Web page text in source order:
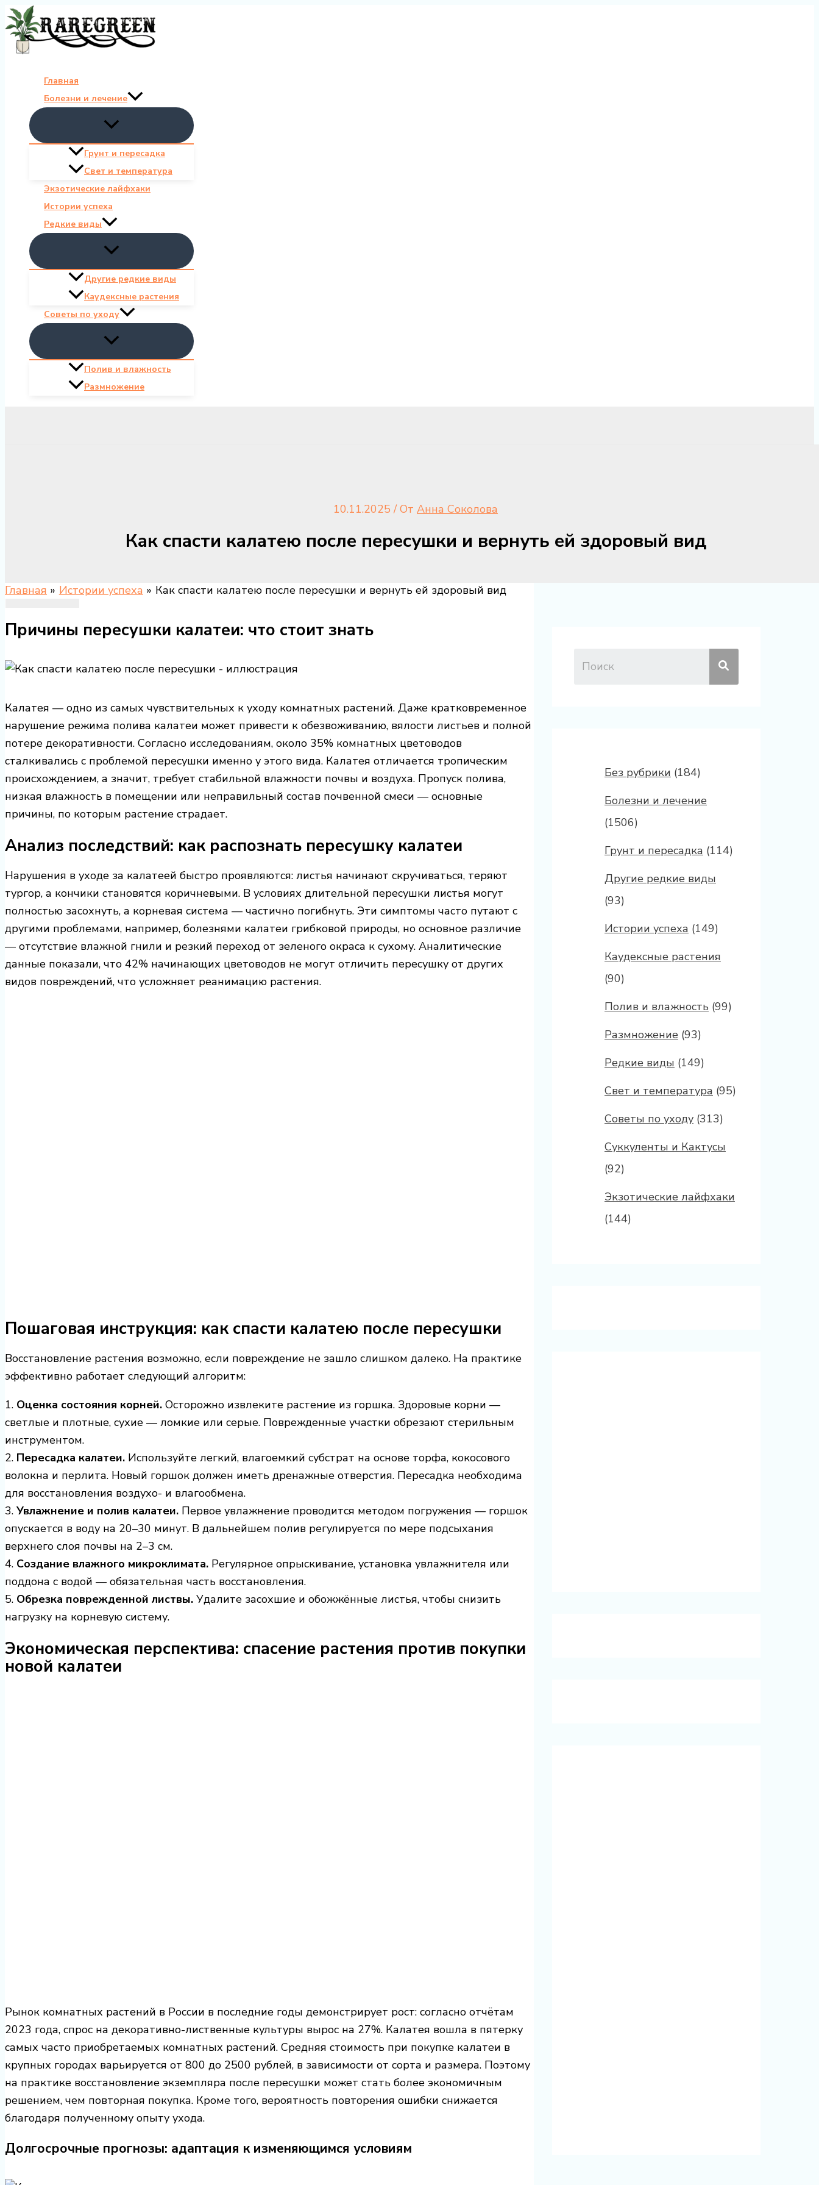
Перейти
к
содержимому
Главная
Болезни и лечение
Грунт и пересадка
Свет и температура
Экзотические лайфхаки
Истории успеха
Редкие виды
Другие редкие виды
Каудексные растения
Советы по уходу
Полив и влажность
Размножение
10.11.2025/ От Анна Соколова
Как спасти калатею после пересушки и вернуть ей здоровый вид
Главная Истории успеха Как спасти калатею после пересушки и вернуть ей здоровый вид
Причины пересушки калатеи: что стоит знать
Калатея — одно из самых чувствительных к уходу комнатных растений. Даже кратковременное
нарушение режима полива калатеи может привести к обезвоживанию, вялости листьев и полной
потере декоративности. Согласно исследованиям, около 35% комнатных цветоводов
сталкивались с проблемой пересушки именно у этого вида. Калатея отличается тропическим
происхождением, а значит, требует стабильной влажности почвы и воздуха. Пропуск полива,
низкая влажность в помещении или неправильный состав почвенной смеси — основные
причины, по которым растение страдает.
Анализ последствий: как распознать пересушку калатеи
Нарушения в уходе за калатеей быстро проявляются: листья начинают скручиваться, теряют
тургор, а кончики становятся коричневыми. В условиях длительной пересушки листья могут
полностью засохнуть, а корневая система — частично погибнуть. Эти симптомы часто путают с
другими проблемами, например, болезнями калатеи грибковой природы, но основное различие
— отсутствие влажной гнили и резкий переход от зеленого окраса к сухому. Аналитические
данные показали, что 42% начинающих цветоводов не могут отличить пересушку от других
видов повреждений, что усложняет реанимацию растения.
Пошаговая инструкция: как спасти калатею после пересушки
Восстановление растения возможно, если повреждение не зашло слишком далеко. На практике
эффективно работает следующий алгоритм:
1. Оценка состояния корней. Осторожно извлеките растение из горшка. Здоровые корни —
светлые и плотные, сухие — ломкие или серые. Поврежденные участки обрезают стерильным
инструментом.
2. Пересадка калатеи. Используйте легкий, влагоемкий субстрат на основе торфа, кокосового
волокна и перлита. Новый горшок должен иметь дренажные отверстия. Пересадка необходима
для восстановления воздухо- и влагообмена.
3. Увлажнение и полив калатеи. Первое увлажнение проводится методом погружения — горшок
опускается в воду на 20–30 минут. В дальнейшем полив регулируется по мере подсыхания
верхнего слоя почвы на 2–3 см.
4. Создание влажного микроклимата. Регулярное опрыскивание, установка увлажнителя или
поддона с водой — обязательная часть восстановления.
5. Обрезка поврежденной листвы. Удалите засохшие и обожжённые листья, чтобы снизить
нагрузку на корневую систему.
Экономическая перспектива: спасение растения против покупки
новой калатеи
Рынок комнатных растений в России в последние годы демонстрирует рост: согласно отчётам
2023 года, спрос на декоративно-лиственные культуры вырос на 27%. Калатея вошла в пятерку
самых часто приобретаемых комнатных растений. Средняя стоимость при покупке калатеи в
крупных городах варьируется от 800 до 2500 рублей, в зависимости от сорта и размера. Поэтому
на практике восстановление экземпляра после пересушки может стать более экономичным
решением, чем повторная покупка. Кроме того, вероятность повторения ошибки снижается
благодаря полученному опыту ухода.
Долгосрочные прогнозы: адаптация к изменяющимся условиям
Без рубрики (184)
Болезни и лечение
(1506)
Грунт и пересадка (114)
Другие редкие виды
(93)
Истории успеха (149)
Каудексные растения
(90)
Полив и влажность (99)
Размножение (93)
Редкие виды (149)
Свет и температура (95)
Советы по уходу (313)
Суккуленты и Кактусы
(92)
Экзотические лайфхаки
(144)